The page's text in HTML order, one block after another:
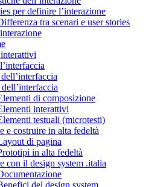
per definire l’interazione
tra scenari e user stories
di composizione
interattivi
testuali (microtesti)
e costruire in alta fedeltà
di pagina
in alta fedeltà
con il design system .italia
del design system